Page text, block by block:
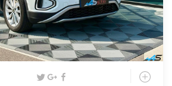
2022 150 cv